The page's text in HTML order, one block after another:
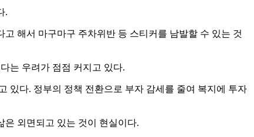
.
해서 마구마구 주차위반 등 스티커를 남발할 수 있는 것
는 우려가 점점 커지고 있다.
있다. 정부의 정책 전환으로 부자 감세를 줄여 복지에 투자
외면되고 있는 것이 현실이다.